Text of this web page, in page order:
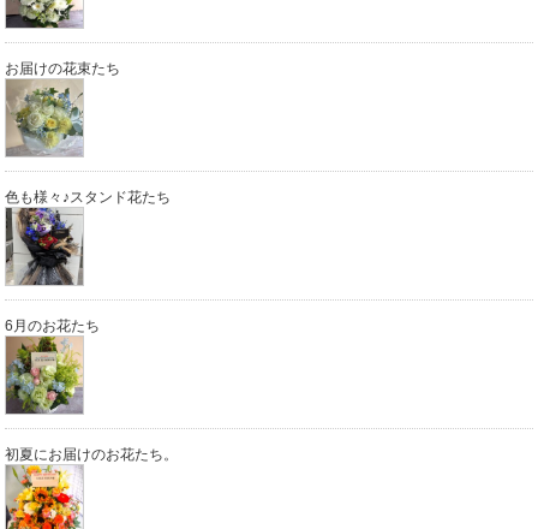
お届けの花束たち
色も様々♪スタンド花たち
6月のお花たち
初夏にお届けのお花たち。